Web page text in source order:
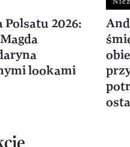
2026:
lookami